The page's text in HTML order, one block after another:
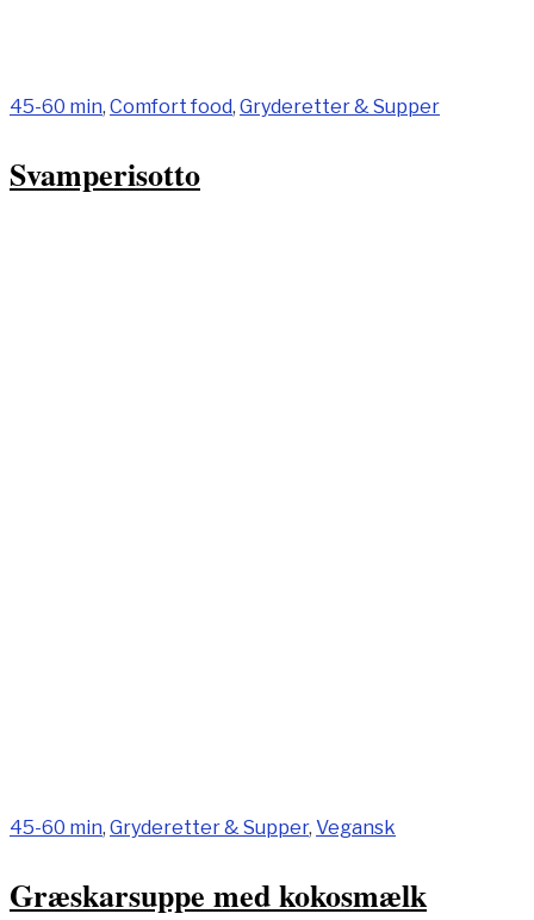
45-60 min, Comfort food, Gryderetter & Supper
Svamperisotto
45-60 min, Gryderetter & Supper, Vegansk
Græskarsuppe med kokosmælk